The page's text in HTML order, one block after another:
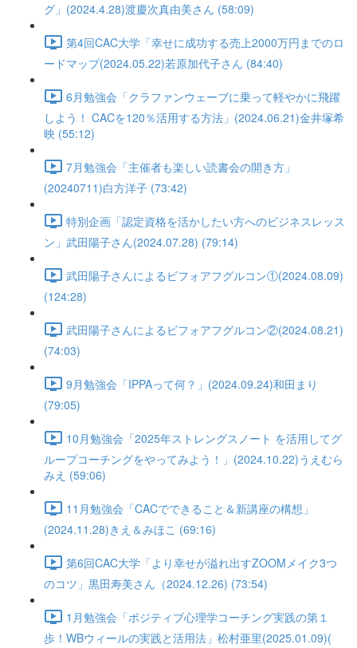
グ」(2024.4.28)渡慶次真由美さん (58:09)
第4回CAC大学「幸せに成功する売上2000万円までのロ
ードマップ(2024.05.22)若原加代子さん (84:40)
6月勉強会「クラファンウェーブに乗って軽やかに飛躍
しよう！ CACを120％活用する方法」(2024.06.21)金井塚希
映 (55:12)
7月勉強会「主催者も楽しい読書会の開き方」
(20240711)白方洋子 (73:42)
特別企画「認定資格を活かしたい方へのビジネスレッス
ン」武田陽子さん(2024.07.28) (79:14)
武田陽子さんによるビフォアフグルコン①(2024.08.09)
(124:28)
武田陽子さんによるビフォアフグルコン②(2024.08.21)
(74:03)
9月勉強会「IPPAって何？」(2024.09.24)和田まり
(79:05)
10月勉強会「2025年ストレングスノート を活用してグ
ループコーチングをやってみよう！」(2024.10.22)うえむら
みえ (59:06)
11月勉強会「CACでできること＆新講座の構想」
(2024.11.28)きえ＆みほこ (69:16)
第6回CAC大学「より幸せが溢れ出すZOOMメイク3つ
のコツ」黒田寿美さん（2024.12.26) (73:54)
1月勉強会「ポジティブ心理学コーチング実践の第１
歩！WBウィールの実践と活用法」松村亜里(2025.01.09)(